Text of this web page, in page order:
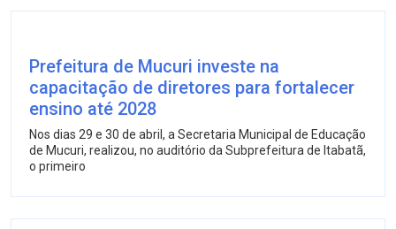
Prefeitura de Mucuri investe na
capacitação de diretores para fortalecer
ensino até 2028
Nos dias 29 e 30 de abril, a Secretaria Municipal de Educação
de Mucuri, realizou, no auditório da Subprefeitura de Itabatã,
o primeiro